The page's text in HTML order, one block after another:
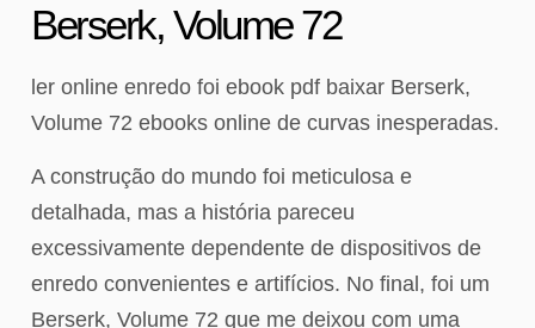
Berserk, Volume 72
ler online enredo foi ebook pdf baixar Berserk,
Volume 72 ebooks online de curvas inesperadas.
A construção do mundo foi meticulosa e
detalhada, mas a história pareceu
excessivamente dependente de dispositivos de
enredo convenientes e artifícios. No final, foi um
Berserk, Volume 72 que me deixou com uma